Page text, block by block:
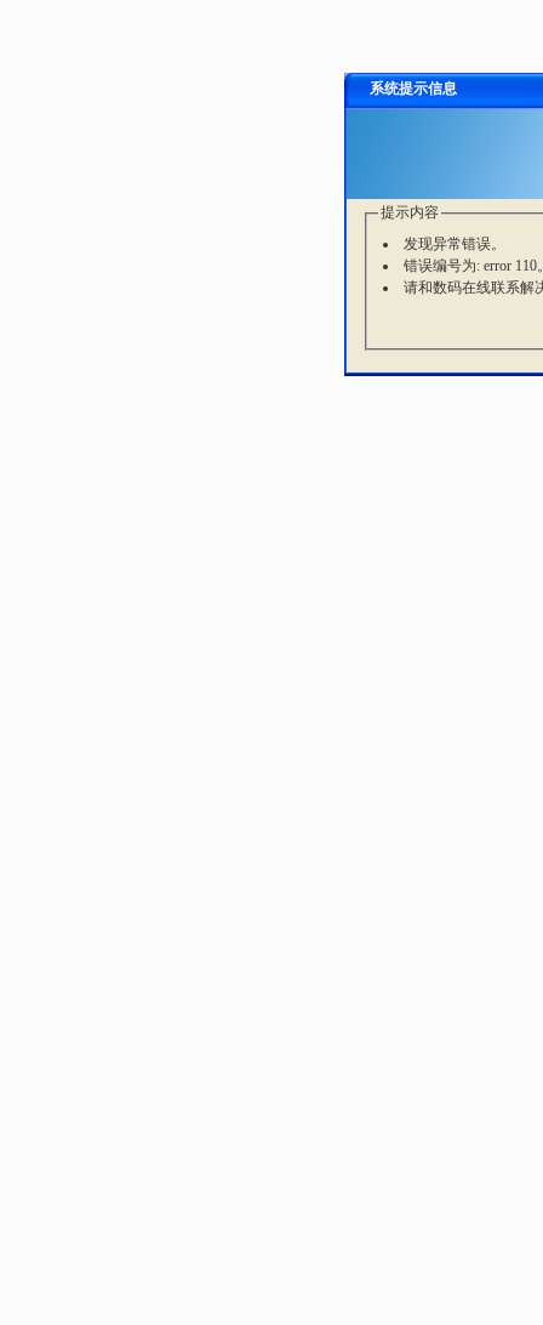
系统提示信息
提示内容
发现异常错误。
错误编号为: error 110
请和数码在线联系解